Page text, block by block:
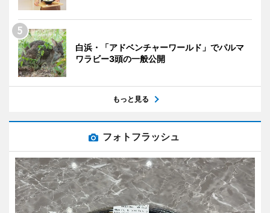
白浜・「アドベンチャーワールド」でパルマ
ワラビー3頭の一般公開
もっと見る
フォトフラッシュ